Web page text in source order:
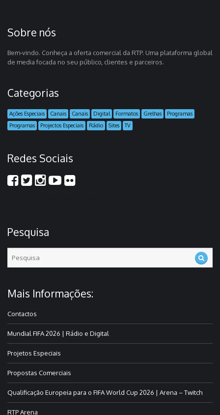
Sobre nós
Bem-vindo. Conheça a oferta comercial da RTP. Uma plataforma global
de media focada no seu público, clientes e parceiros.
Categorias
Ações Especiais Canais Canais Digital Formatos Grelhas
Programas
Programas
Projectos Especiais Rádio Sites TV
Redes Sociais
Pesquisa
Mais Informações:
Contactos
Mundial FIFA 2026 | Rádio e Digital
Projetos Especiais
Propostas Comerciais
Qualificação Europeia para o FIFA World Cup 2026 | Arena – Twitch
RTP Arena